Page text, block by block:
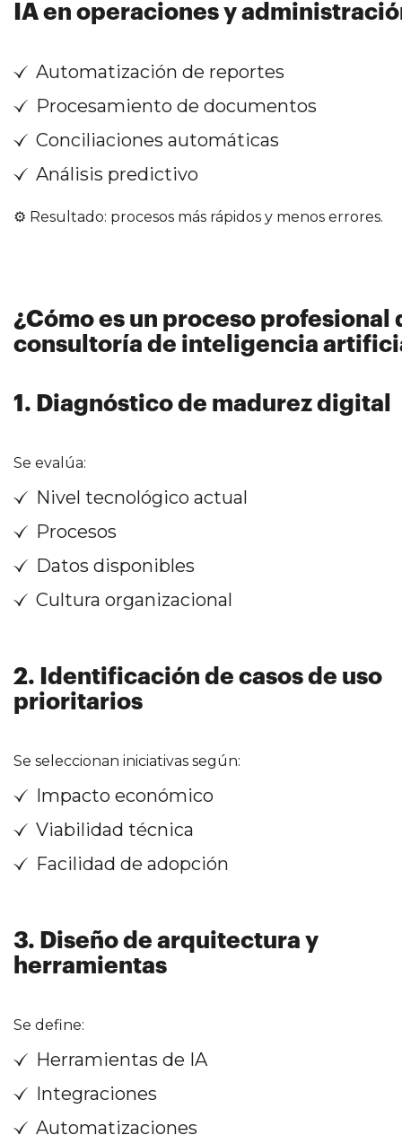
IA en operaciones y
Automatización de reportes
Procesamiento de documentos
Conciliaciones automáticas
Análisis predictivo
⚙️ Resultado: procesos más rápidos y menos errores.
¿Cómo es un proceso profesional
consultoría de inteligencia
1. Diagnóstico de madurez digital
Se evalúa:
Nivel tecnológico actual
Procesos
Datos disponibles
Cultura organizacional
2. Identificación de casos de uso
prioritarios
Se seleccionan iniciativas según:
Impacto económico
Viabilidad técnica
Facilidad de adopción
3. Diseño de arquitectura y
herramientas
Se define:
Herramientas de IA
Integraciones
Automatizaciones